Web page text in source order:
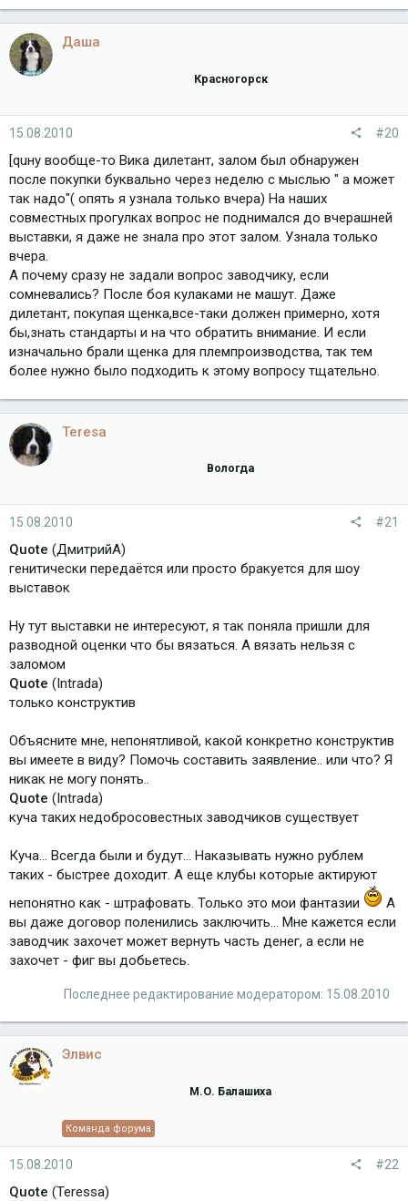
Даша
Красногорск
15.08.2010 #20
[quну вообще-то Вика дилетант, залом был обнаружен
после покупки буквально через неделю с мыслью " а может
так надо"( опять я узнала только вчера) На наших
совместных прогулках вопрос не поднимался до вчерашней
выставки, я даже не знала про этот залом. Узнала только
вчера.
А почему сразу не задали вопрос заводчику, если
сомневались? После боя кулаками не машут. Даже
дилетант, покупая щенка,все-таки должен примерно, хотя
бы,знать стандарты и на что обратить внимание. И если
изначально брали щенка для племпроизводства, так тем
более нужно было подходить к этому вопросу тщательно.
Teresa
Вологда
15.08.2010 #21
Quote (ДмитрийА)
генитически передаётся или просто бракуется для шоу
выставок
Ну тут выставки не интересуют, я так поняла пришли для
разводной оценки что бы вязаться. А вязать нельзя с
заломом
Quote (Intrada)
только конструктив
Объясните мне, непонятливой, какой конкретно конструктив
вы имеете в виду? Помочь составить заявление.. или что? Я
никак не могу понять..
Quote (Intrada)
куча таких недобросовестных заводчиков существует
Куча... Всегда были и будут... Наказывать нужно рублем
таких - быстрее доходит. А еще клубы которые актируют
непонятно как - штрафовать. Только это мои фантазии
А
вы даже договор поленились заключить... Мне кажется если
заводчик захочет может вернуть часть денег, а если не
захочет - фиг вы добьетесь.
Последнее редактирование модератором: 15.08.2010
Элвис
М.О. Балашиха
Команда форума
15.08.2010 #22
Quote (Teressa)